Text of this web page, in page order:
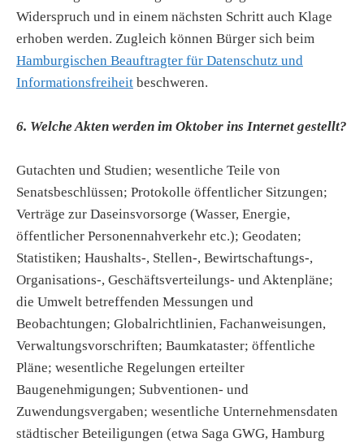
Widerspruch und in einem nächsten Schritt auch Klage
erhoben werden. Zugleich können Bürger sich beim
Hamburgischen Beauftragter für Datenschutz und
Informationsfreiheit beschweren.
6. Welche Akten werden im Oktober ins Internet gestellt?
Gutachten und Studien; wesentliche Teile von
Senatsbeschlüssen; Protokolle öffentlicher Sitzungen;
Verträge zur Daseinsvorsorge (Wasser, Energie,
öffentlicher Personennahverkehr etc.); Geodaten;
Statistiken; Haushalts-, Stellen-, Bewirtschaftungs-,
Organisations-, Geschäftsverteilungs- und Aktenpläne;
die Umwelt betreffenden Messungen und
Beobachtungen; Globalrichtlinien, Fachanweisungen,
Verwaltungsvorschriften; Baumkataster; öffentliche
Pläne; wesentliche Regelungen erteilter
Baugenehmigungen; Subventionen- und
Zuwendungsvergaben; wesentliche Unternehmensdaten
städtischer Beteiligungen (etwa Saga GWG, Hamburg